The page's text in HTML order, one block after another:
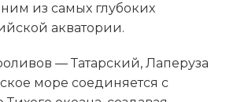
из самых глубоких
акватории.
— Татарский, Лаперуза
море соединяется с